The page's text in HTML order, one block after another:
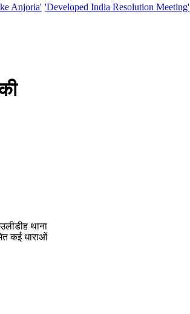
Anjoria' 'Developed India Resolution Meeting'
थाना
कई धाराओं